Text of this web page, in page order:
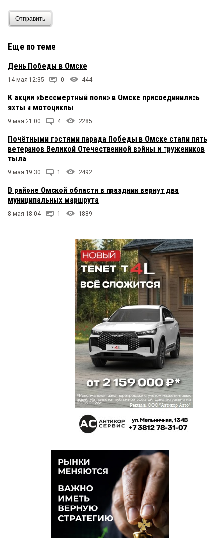
Отправить
Еще по теме
День Победы в Омске
14 мая 12:35 0 444
К акции «Бессмертный полк» в Омске присоединились
яхты и мотоциклы
9 мая 21:00 4 2285
Почётными гостями парада Победы в Омске стали пять
ветеранов Великой Отечественной войны и тружеников
тыла
9 мая 19:30 1 2492
В районе Омской области в праздник вернут два
муниципальных маршрута
8 мая 18:04 1 1889